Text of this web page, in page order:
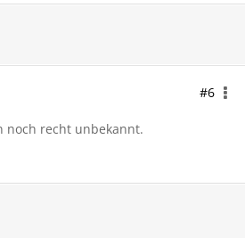
#6
noch recht unbekannt.